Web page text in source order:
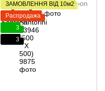
ЗАМОВЛЕННЯ ВІД 10м2
Распродажа
3
3